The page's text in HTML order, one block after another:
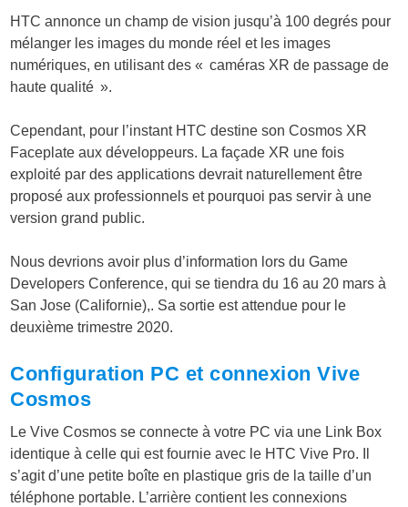
HTC annonce un champ de vision jusqu’à 100 degrés pour
mélanger les images du monde réel et les images
numériques, en utilisant des « caméras XR de passage de
haute qualité ».
Cependant, pour l’instant HTC destine son Cosmos XR
Faceplate aux développeurs. La façade XR une fois
exploité par des applications devrait naturellement être
proposé aux professionnels et pourquoi pas servir à une
version grand public.
Nous devrions avoir plus d’information lors du Game
Developers Conference, qui se tiendra du 16 au 20 mars à
San Jose (Californie),. Sa sortie est attendue pour le
deuxième trimestre 2020.
Configuration PC et connexion Vive
Cosmos
Le Vive Cosmos se connecte à votre PC via une Link Box
identique à celle qui est fournie avec le HTC Vive Pro. Il
s’agit d’une petite boîte en plastique gris de la taille d’un
téléphone portable. L’arrière contient les connexions